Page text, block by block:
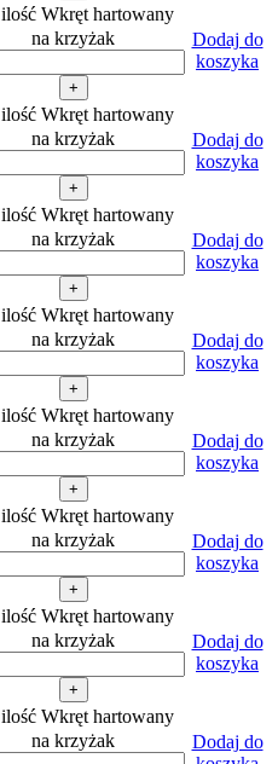
ilość Wkręt hartowany
na krzyżak
+
Dodaj do
koszyka
ilość Wkręt hartowany
na krzyżak
+
Dodaj do
koszyka
ilość Wkręt hartowany
na krzyżak
+
Dodaj do
koszyka
ilość Wkręt hartowany
na krzyżak
+
Dodaj do
koszyka
ilość Wkręt hartowany
na krzyżak
+
Dodaj do
koszyka
ilość Wkręt hartowany
na krzyżak
+
Dodaj do
koszyka
ilość Wkręt hartowany
na krzyżak
+
Dodaj do
koszyka
ilość Wkręt hartowany
na krzyżak
Dodaj do